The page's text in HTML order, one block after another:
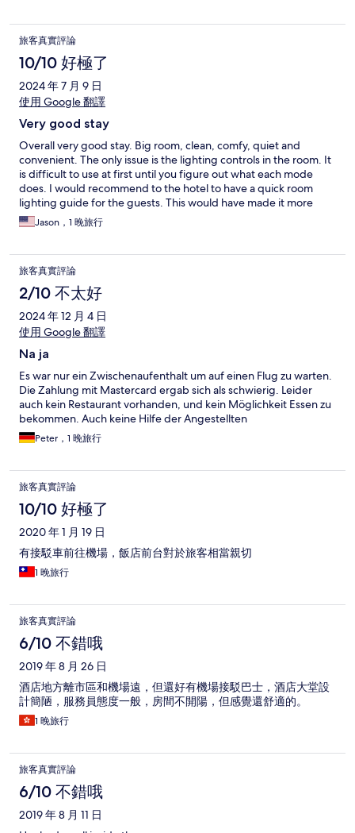
旅客真實評論
10/10 好極了
2024 年 7 月 9 日
使用 Google 翻譯
Very good stay
Overall very good stay. Big room, clean, comfy, quiet and
convenient. The only issue is the lighting controls in the room. It
is difficult to use at first until you figure out what each mode
does. I would recommend to the hotel to have a quick room
lighting guide for the guests. This would have made it more
enjoyable. It's the difference between a 9 to a 10 rating.
Jason，1 晚旅行
旅客真實評論
2/10 不太好
2024 年 12 月 4 日
使用 Google 翻譯
Na ja
Es war nur ein Zwischenaufenthalt um auf einen Flug zu warten.
Die Zahlung mit Mastercard ergab sich als schwierig. Leider
auch kein Restaurant vorhanden, und kein Möglichkeit Essen zu
bekommen. Auch keine Hilfe der Angestellten
Peter，1 晚旅行
旅客真實評論
10/10 好極了
2020 年 1 月 19 日
有接駁車前往機場，飯店前台對於旅客相當親切
1 晚旅行
旅客真實評論
6/10 不錯哦
2019 年 8 月 26 日
酒店地方離市區和機場遠，但還好有機場接駁巴士，酒店大堂設
計簡陋，服務員態度一般，房間不開陽，但感覺還舒適的。
1 晚旅行
旅客真實評論
6/10 不錯哦
2019 年 8 月 11 日